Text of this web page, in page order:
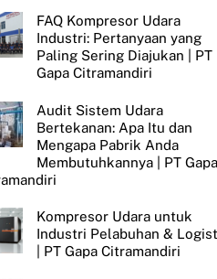
FAQ Kompresor Udara
Industri: Pertanyaan yang
Paling Sering Diajukan | PT
Gapa Citramandiri
Audit Sistem Udara
Bertekanan: Apa Itu dan
Mengapa Pabrik Anda
Membutuhkannya | PT Gapa
Kompresor Udara untuk
Industri Pelabuhan &
| PT Gapa Citramandiri